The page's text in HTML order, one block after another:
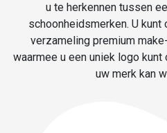
u te herkennen tussen
schoonheidsmerken. U
verzameling premium
waarmee u een uniek logo
uw merk kan